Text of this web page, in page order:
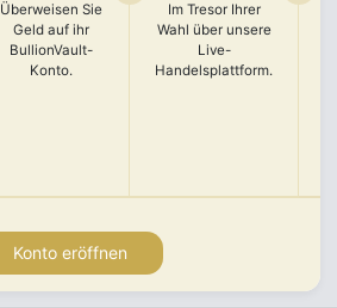
Überweisen Sie
Geld auf ihr
BullionVault-
Konto.
Im Tresor Ihrer
Wahl über unsere
Live-
Handelsplattform.
Konto eröffnen